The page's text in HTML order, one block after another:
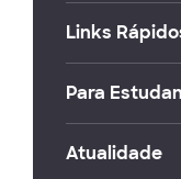
Links
Para
Atualidade